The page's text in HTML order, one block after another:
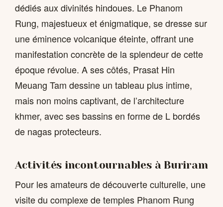
dédiés aux divinités hindoues. Le Phanom
Rung, majestueux et énigmatique, se dresse sur
une éminence volcanique éteinte, offrant une
manifestation concrète de la splendeur de cette
époque révolue. A ses côtés, Prasat Hin
Meuang Tam dessine un tableau plus intime,
mais non moins captivant, de l’architecture
khmer, avec ses bassins en forme de L bordés
de nagas protecteurs.
Activités incontournables à Buriram
Pour les amateurs de découverte culturelle, une
visite du complexe de temples Phanom Rung